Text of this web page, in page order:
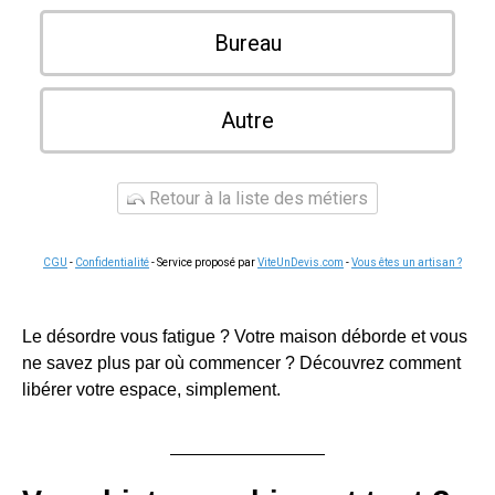
Bureau
Autre
Retour à la liste des métiers
CGU - Confidentialité- Service proposé parViteUnDevis.com -Vous êtes un artisan ?
Le désordre vous fatigue ? Votre maison déborde et vous
ne savez plus par où commencer ? Découvrez comment
libérer votre espace, simplement.